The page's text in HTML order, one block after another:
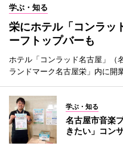
学ぶ・知る
栄にホテル「コンラ
ーフトップバーも
ホテル「コンラッド名古屋」（
ランドマーク名古屋栄」内に開
学ぶ・知る
名古屋市音楽
きたい」コン